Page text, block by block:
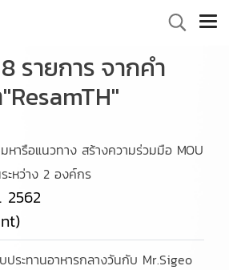
รายการ จากคำ
หารือแนวทาง สร้างความร่วมมือ MOU
ะหว่าง 2 องค์กร
2562
ประทานอาหารกลางวันกับ Mr.Sigeo